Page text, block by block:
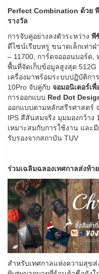
Perfect Combination ด้วย
รางวัล
การจับคู่อย่างลงตัวระหว่าง พี
ดีไซน์เรียบหรู ขนาดเล็กเท่า
– 11700, การ์ดจอออนบอร์ด,
พื้นที่จัดเก็บข้อมูลสูงสุด 512G
เครื่องมาพร้อมระบบปฏิบัติกา
10Pro จับคู่กับ จอมอนิเตอร์เ
การออกแบบ Red Dot
ออกแบบตามหลักสรีรศาสตร์
IPS สีสันสมจริง มุมมองกว้าง
เหมาะสมกับการใช้งาน และ
รับรองจากสถาบัน TUV
ร่วมเฉลิมฉลองเทศกาลส่งท้า
สำหรับเทศกาลแห่งความสุข